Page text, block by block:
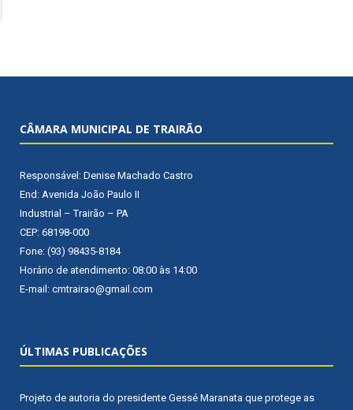
CÂMARA MUNICIPAL DE TRAIRÃO
Responsável: Denise Machado Castro
End: Avenida João Paulo II
Industrial – Trairão – PA
CEP: 68198-000
Fone: (93) 98435-8184
Horário de atendimento: 08:00 às 14:00
E-mail: cmtrairao@gmail.com
ÚLTIMAS PUBLICAÇÕES
Projeto de autoria do presidente Gessé Maranata que protege as